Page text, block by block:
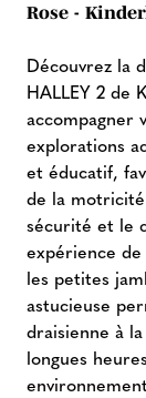
Rose -
Découvrez la
HALLEY 2 de
accompagner
explorations
et éducatif,
de la motricité
sécurité et le
expérience
les petites
astucieuse
draisienne à
longues